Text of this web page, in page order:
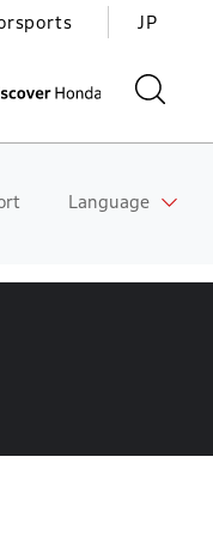
JP
Language